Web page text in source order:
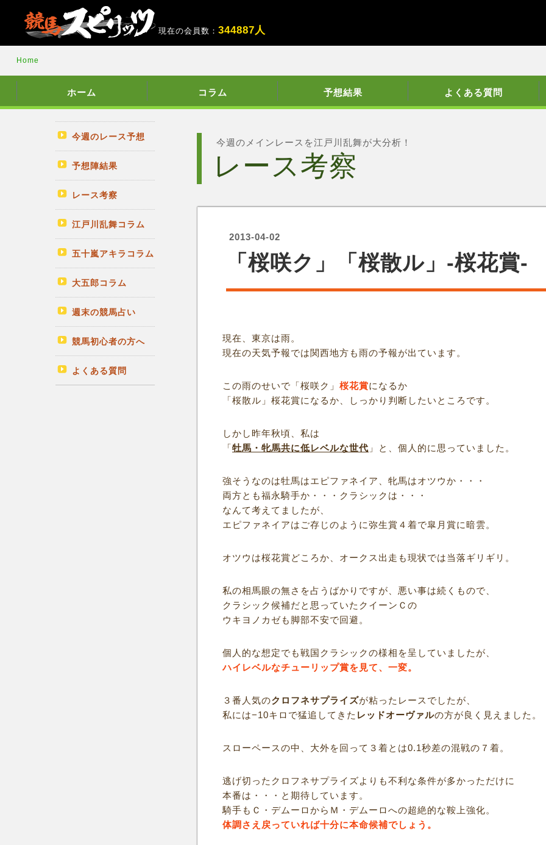
現在の会員数：344887人
Home
ホーム コラム 予想結果 よくある質問
今週のレース予想
予想陣結果
レース考察
江戸川乱舞コラム
五十嵐アキラコラム
大五郎コラム
週末の競馬占い
競馬初心者の方へ
よくある質問
今週のメインレースを江戸川乱舞が大分析！
レース考察
2013-04-02
「桜咲ク」「桜散ル」-桜花賞-
現在、東京は雨。
現在の天気予報では関西地方も雨の予報が出ています。
この雨のせいで「桜咲ク」桜花賞になるか
「桜散ル」桜花賞になるか、しっかり判断したいところです。
しかし昨年秋頃、私は
「牡馬・牝馬共に低レベルな世代 」と、個人的に思っていました。
強そうなのは牡馬はエピファネイア、牝馬はオツウか・・・
両方とも福永騎手か・・・クラシックは・・・
なんて考えてましたが、
エピファネイアはご存じのように弥生賞４着で皐月賞に暗雲。
オツウは桜花賞どころか、オークス出走も現状では当落ギリギリ。
私の相馬眼の無さを占うばかりですが、悪い事は続くもので、
クラシック候補だと思っていたクイーンＣの
ウキヨノカゼも脚部不安で回避。
個人的な想定でも戦国クラシックの様相を呈していましたが、
ハイレベルなチューリップ賞を見て、一変。
３番人気のクロフネサプライズが粘ったレースでしたが、
私には−10キロで猛追してきた レッドオーヴァルの方が良く見えました。
スローペースの中、大外を回って３着とは0.1秒差の混戦の７着。
逃げ切ったクロフネサプライズよりも不利な条件が多かっただけに
本番は・・・と期待しています。
騎手もＣ・デムーロからＭ・デムーロへの超絶的な鞍上強化。
体調さえ戻っていれば十分に本命候補でしょう。